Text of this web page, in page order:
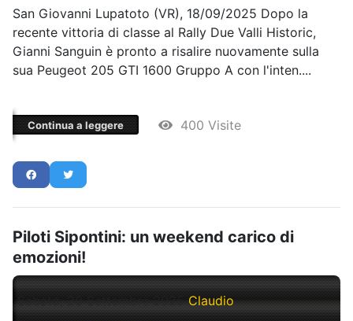
San Giovanni Lupatoto (VR), 18/09/2025 Dopo la
recente vittoria di classe al Rally Due Valli Historic,
Gianni Sanguin è pronto a risalire nuovamente sulla
sua Peugeot 205 GTI 1600 Gruppo A con l'inten....
Continua a leggere 400 Visite
Piloti Sipontini: un weekend carico di
emozioni!
Sabato, 20 Settembre 2025 Claudio